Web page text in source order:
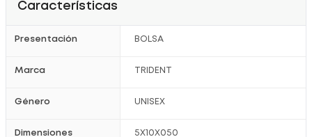
Características
Presentación BOLSA
Marca TRIDENT
Género UNISEX
Dimensiones 5X10X050